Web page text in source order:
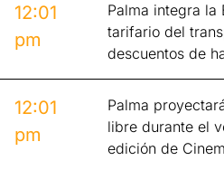
12:01
pm
Palma integra la
tarifario del
descuentos de
12:01
pm
Palma
libre durante el
edición de